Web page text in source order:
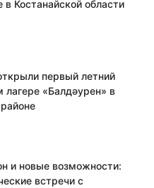
в Костанайской области
первый летний
лагере «Балдәурен» в
и новые возможности:
встречи с